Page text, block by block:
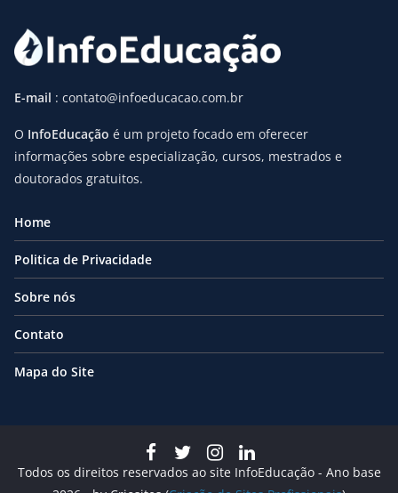
E-mail : contato@infoeducacao.com.br
O InfoEducação é um projeto focado em oferecer
informações sobre especialização, cursos, mestrados e
doutorados gratuitos.
Home
Politica de Privacidade
Sobre nós
Contato
Mapa do Site
Todos os direitos reservados ao site InfoEducação - Ano base